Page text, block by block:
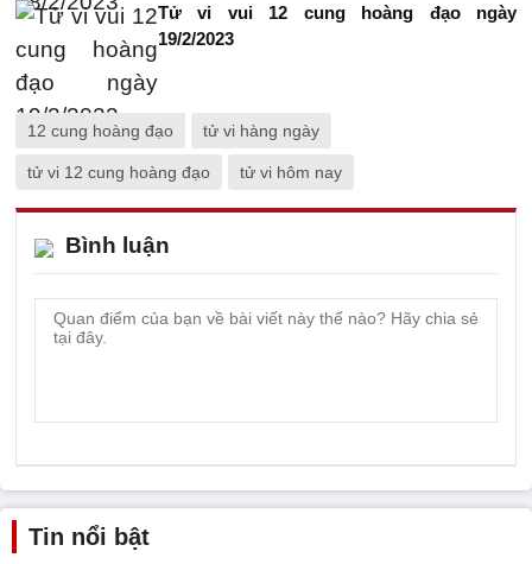
Tử vi vui 12 cung hoàng đạo ngày
19/2/2023
12 cung hoàng đạo tử vi hàng ngày
tử vi 12 cung hoàng đạo tử vi hôm nay
Bình luận
Tin nổi bật